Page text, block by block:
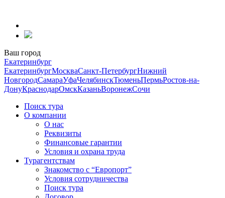
содержанию
Ваш город
Екатеринбург
ЕкатеринбургМоскваСанкт-ПетербургНижний
НовгородСамараУфаЧелябинскТюменьПермьРостов-на-
ДонуКраснодарОмскКазаньВоронежСочи
Поиск тура
О компании
О нас
Реквизиты
Финансовые гарантии
Условия и охрана труда
Турагентствам
Знакомство с “Европорт”
Условия сотрудничества
Поиск тура